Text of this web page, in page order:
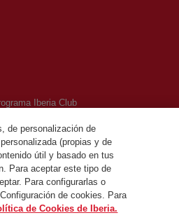
Iberia Club
personales
derechos reservados.
de personalización de
(propias y de
útil y basado en tus
Para aceptar este tipo de
Para configurarlas o
de cookies. Para
de Cookies de Iberia.